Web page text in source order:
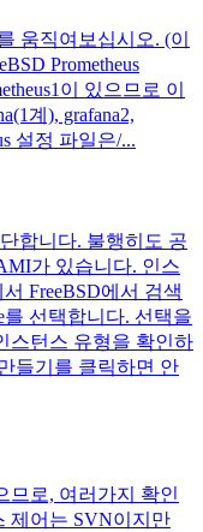
움직여보십시오. (이
Prometheus
이 있으므로 이
계), grafana2,
설정 파일은/...
합니다. 불행히도 공
가 있습니다. 인스
FreeBSD에서 검색
를 선택합니다. 선택을
스턴스 유형을 확인하
들기를 클릭하면 안
므로, 여러가지 확인
제어는 SVN이지만